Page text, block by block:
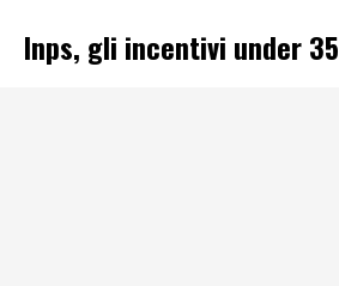
Inps, gli incentivi under 35